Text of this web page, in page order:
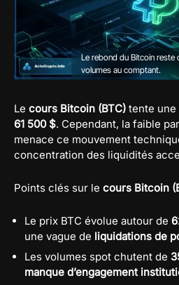
Le rebond du Bitcoin reste
volumes au comptant.
Le cours Bitcoin (BTC) tente une
61 500 $. Cependant, la faible
menace ce mouvement
concentration des liquidités
Points clés sur le cours Bitcoin
Le prix BTC évolue autour de
une vague de liquidations de
Les volumes spot chutent de
manque d’engagement